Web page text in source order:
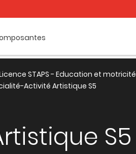
STAPS - Education et motricité
Activité Artistique S5
S5